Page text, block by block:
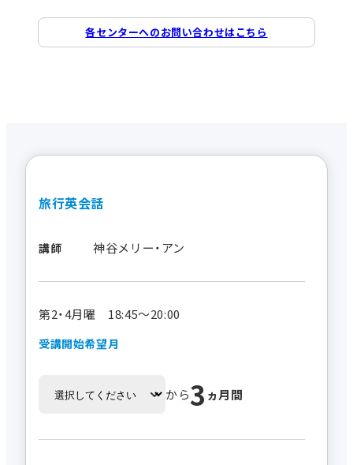
各センターへのお問い合わせはこちら
旅行英会話
講師 神谷メリー・アン
第2・4月曜 18:45～20:00
受講開始希望月
から3 ヵ月間